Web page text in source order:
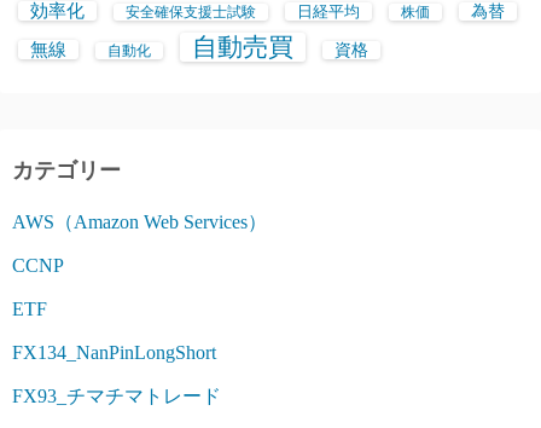
効率化 安全確保支援士試験 日経平均 株価 為替
無線 自動化 自動売買 資格
カテゴリー
AWS（Amazon Web Services）
CCNP
ETF
FX134_NanPinLongShort
FX93_チマチマトレード